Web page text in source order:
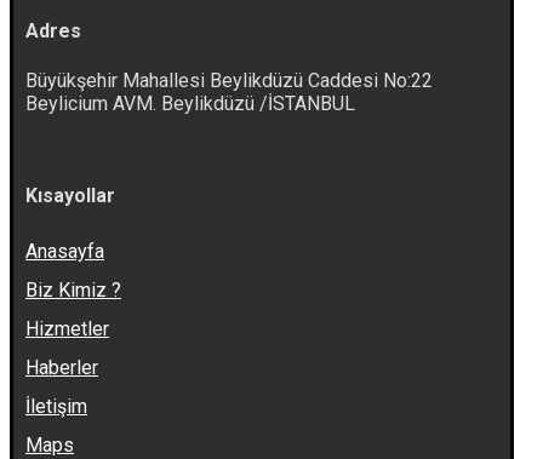
Adres
Büyükşehir Mahallesi Beylikdüzü Caddesi No:22
Beylicium AVM. Beylikdüzü /İSTANBUL
Kısayollar
Anasayfa
Biz Kimiz ?
Hizmetler
Haberler
İletişim
Maps